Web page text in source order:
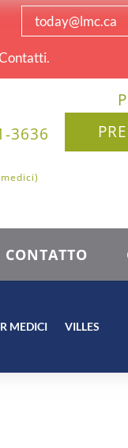
today@lmc.ca
3636
CONTATTO
MEDICI VILLES